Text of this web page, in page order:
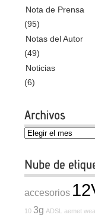
Nota de Prensa
(95)
Notas del Autor
(49)
Noticias
(6)
Archivos
accesorios
10 3g ADSL aemet